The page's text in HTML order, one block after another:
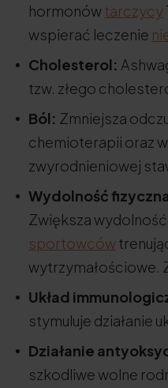
hormonówtarczycy
wspierać leczenie
Cholesterol:
tzw. złego
Ból: Zmniejsza
chemioterapii oraz
zwyrodnieniowej
Wydolność
Zwiększa
sportowców
wytrzymałościowe.
Układ
stymuluje działanie
Działanie
szkodliwe wolne